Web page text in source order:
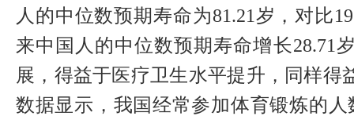
人的中位数预期寿命为81.21岁，对比
来中国人的中位数预期寿命增长28.71
展，得益于医疗卫生水平提升，同样得
数据显示，我国经常参加体育锻炼的人